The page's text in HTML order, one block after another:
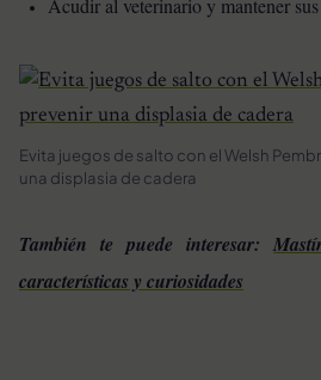
Acudir al veterinario y mantener sus
Evita juegos de salto con el Welsh
una displasia de cadera
También te puede interesar:
características y curiosidades